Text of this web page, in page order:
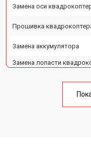
Замена оси
Прошивка
Замена аккумулятора
Замена лопасти
Autel
Ремонт камеры